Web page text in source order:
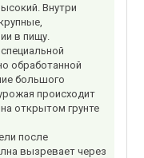
Внутри
в пищу.
обработанной
большого
происходит
открытом грунте
после
вызревает через